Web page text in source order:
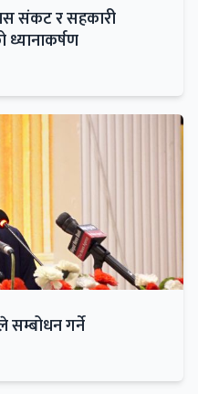
संकट र सहकारी
ध्यानाकर्षण
सम्बोधन गर्ने